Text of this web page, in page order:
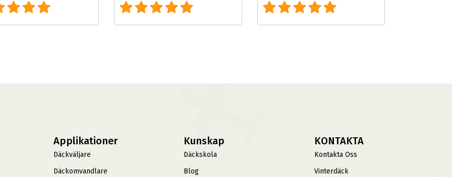
Applikationer
Däckväljare
Däckomvandlare
Kunskap
Däckskola
Blog
KONTAKTA
Kontakta Oss
Vinterdäck